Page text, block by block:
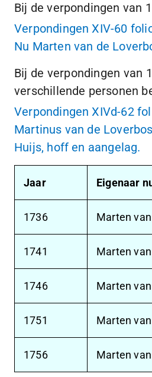
Bij de verpondingen van
Verpondingen XIV-60
Nu Marten van de
Bij de verpondingen van
verschillende personen
Verpondingen XIVd-62
Martinus van de
Huijs, hoff en aangelag.
Jaar Eigenaar
1736 Marten
1741 Marten
1746 Marten
1751 Marten
1756 Marten